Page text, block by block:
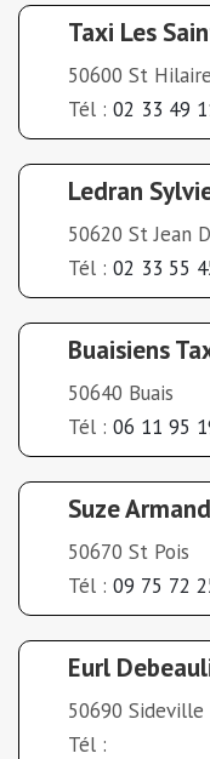
Taxi Les
50600 St
Tél : 02 33 49
Ledran
50620 St Jean
Tél : 02 33 55
Buaisiens
50640 Buais
Tél : 06 11 95
Suze Armand
50670 St Pois
Tél : 09 75 72
Eurl
50690 Sideville
Tél :